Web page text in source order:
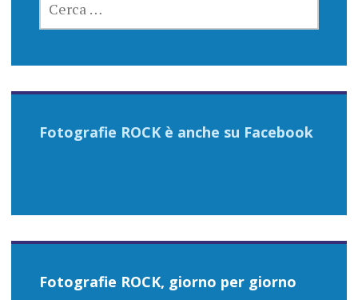
PER:
Fotografie ROCK è anche su Facebook
Fotografie ROCK, giorno per giorno